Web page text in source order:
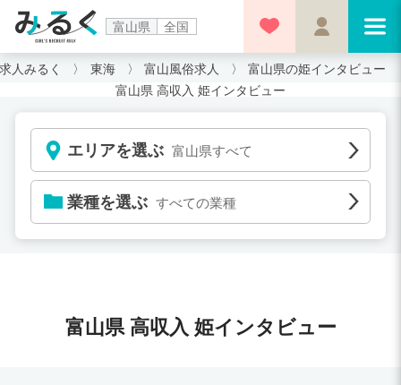
富山県 全国
人みるく 東海 富山風俗求人
富山県の姫インタビュー
富山県 高収入 姫インタビュー
エリアを選ぶ 富山県すべて
業種を選ぶ すべての業種
富山県 高収入 姫インタビュー